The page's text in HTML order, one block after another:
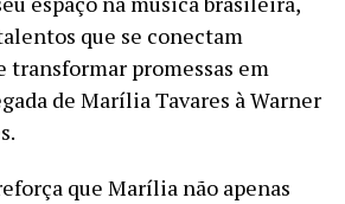
que se conectam
transformar promessas em
de Marília Tavares à Warner
que Marília não apenas